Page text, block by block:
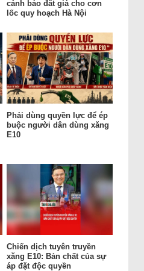
cảnh báo đắt giá cho cơn
lốc quy hoạch Hà Nội
Phải dùng quyền lực để ép
buộc người dân dùng xăng
E10
Chiến dịch tuyên truyền
xăng E10: Bản chất của sự
áp đặt độc quyền